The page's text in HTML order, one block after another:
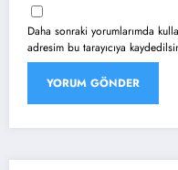
Daha sonraki yorumlarımda
adresim bu tarayıcıya